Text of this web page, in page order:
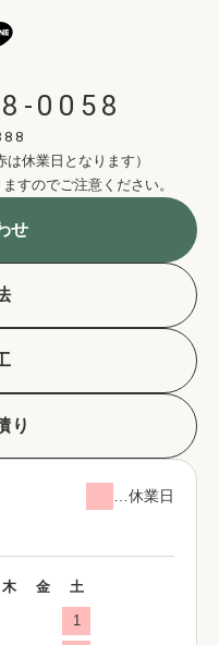
0058
休業日となります）
すのでご注意ください。
せ
り
…休業日
木 金 土
1